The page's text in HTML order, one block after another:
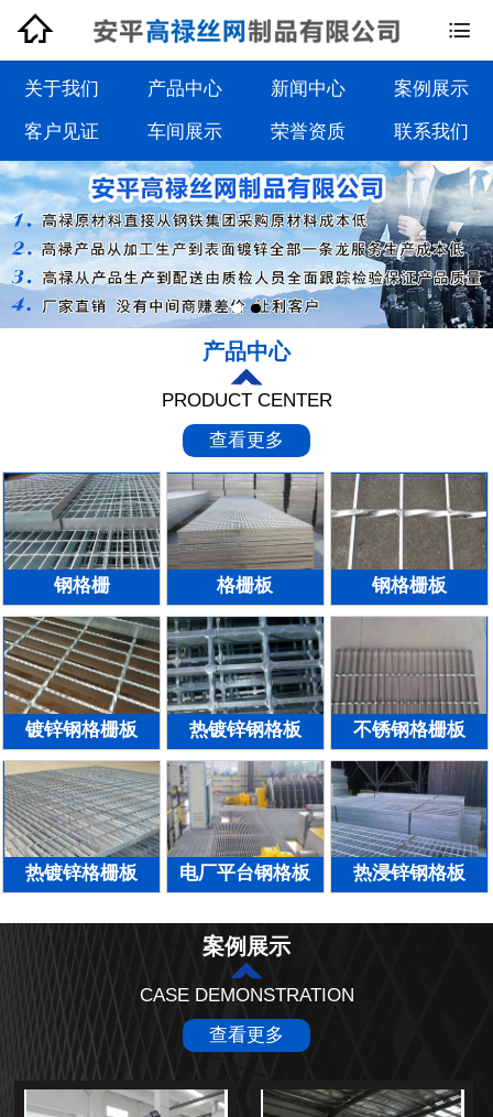
钢格板系列
钢格栅板系列
沟盖板系列
踏步板系列


关于我们 产品中心 新闻中心 案例展示
客户见证 车间展示 荣誉资质 联系我们
产品中心
PRODUCT CENTER
查看更多
钢格栅 格栅板 钢格栅板
镀锌钢格栅板 热镀锌钢格板 不锈钢格栅板
热镀锌格栅板 电厂平台钢格板 热浸锌钢格板
案例展示
CASE DEMONSTRATION
查看更多